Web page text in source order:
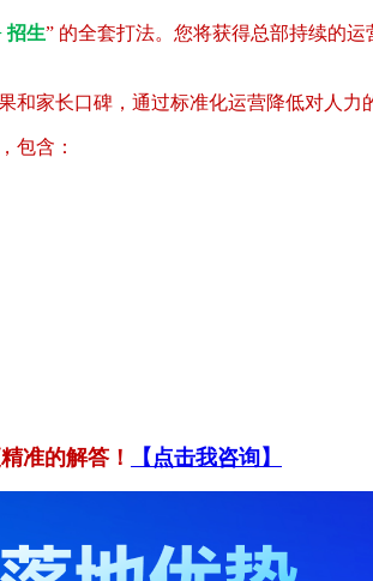
招生” 的全套打法。您将获得总部持续的
和家长口碑，通过标准化运营降低对人力
包含：
准的解答！ 【点击我咨询】